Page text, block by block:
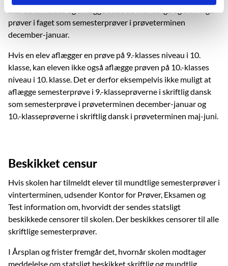
prøver i faget som semesterprøver i prøveterminen
december-januar.
Hvis en elev aflægger en prøve på 9.-klasses niveau i 10.
klasse, kan eleven ikke også aflægge prøven på 10.-klasses
niveau i 10. klasse. Det er derfor eksempelvis ikke muligt at
aflægge semesterprøve i 9.-klasseprøverne i skriftlig dansk
som semesterprøve i prøveterminen december-januar og
10.-klasseprøverne i skriftlig dansk i prøveterminen maj-juni.
Beskikket censur
Hvis skolen har tilmeldt elever til mundtlige semesterprøver i
vinterterminen, udsender Kontor for Prøver, Eksamen og
Test information om, hvorvidt der sendes statsligt
beskikkede censorer til skolen. Der beskikkes censorer til alle
skriftlige semesterprøver.
I Årsplan og frister fremgår det, hvornår skolen modtager
meddelelse om statsligt beskikket skriftlig og mundtlig